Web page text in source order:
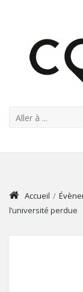
Aller à ...
Accueil /
l’université perdue